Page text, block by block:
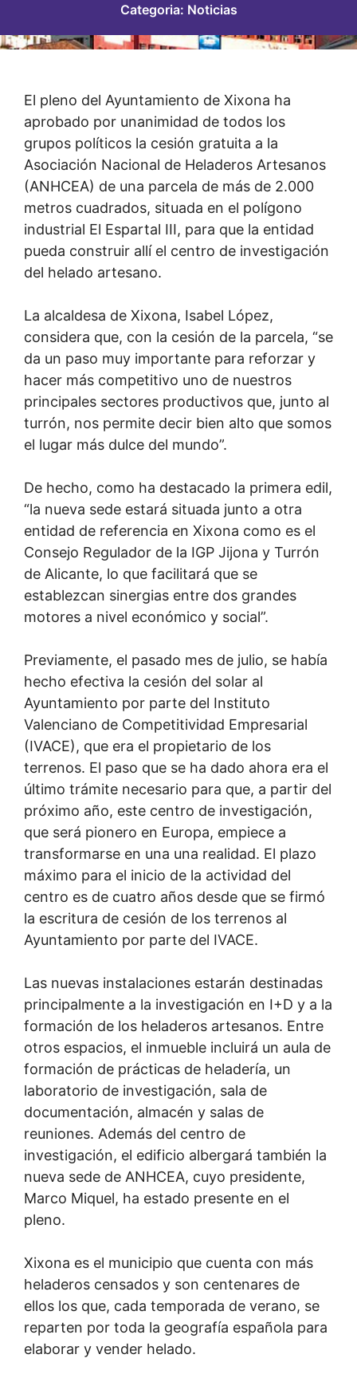
Categoria: Noticias
El pleno del Ayuntamiento de Xixona ha
aprobado por unanimidad de todos los
grupos políticos la cesión gratuita a la
Asociación Nacional de Heladeros Artesanos
(ANHCEA) de una parcela de más de 2.000
metros cuadrados, situada en el polígono
industrial El Espartal III, para que la entidad
pueda construir allí el centro de investigación
del helado artesano.
La alcaldesa de Xixona, Isabel López,
considera que, con la cesión de la parcela, “se
da un paso muy importante para reforzar y
hacer más competitivo uno de nuestros
principales sectores productivos que, junto al
turrón, nos permite decir bien alto que somos
el lugar más dulce del mundo”.
De hecho, como ha destacado la primera edil,
“la nueva sede estará situada junto a otra
entidad de referencia en Xixona como es el
Consejo Regulador de la IGP Jijona y Turrón
de Alicante, lo que facilitará que se
establezcan sinergias entre dos grandes
motores a nivel económico y social”.
Previamente, el pasado mes de julio, se había
hecho efectiva la cesión del solar al
Ayuntamiento por parte del Instituto
Valenciano de Competitividad Empresarial
(IVACE), que era el propietario de los
terrenos. El paso que se ha dado ahora era el
último trámite necesario para que, a partir del
próximo año, este centro de investigación,
que será pionero en Europa, empiece a
transformarse en una una realidad. El plazo
máximo para el inicio de la actividad del
centro es de cuatro años desde que se firmó
la escritura de cesión de los terrenos al
Ayuntamiento por parte del IVACE.
Las nuevas instalaciones estarán destinadas
principalmente a la investigación en I+D y a la
formación de los heladeros artesanos. Entre
otros espacios, el inmueble incluirá un aula de
formación de prácticas de heladería, un
laboratorio de investigación, sala de
documentación, almacén y salas de
reuniones. Además del centro de
investigación, el edificio albergará también la
nueva sede de ANHCEA, cuyo presidente,
Marco Miquel, ha estado presente en el
pleno.
Xixona es el municipio que cuenta con más
heladeros censados y son centenares de
ellos los que, cada temporada de verano, se
reparten por toda la geografía española para
elaborar y vender helado.